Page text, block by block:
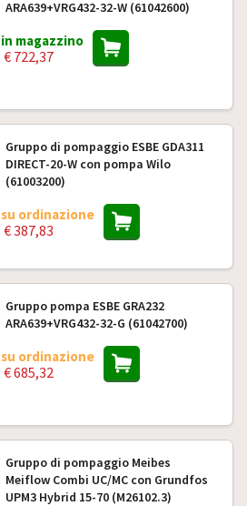
ARA639+VRG432-32-W (61042600)
in magazzino
€ 722,37
Gruppo di pompaggio ESBE GDA311
DIRECT-20-W con pompa Wilo
(61003200)
su ordinazione
€ 387,83
Gruppo pompa ESBE GRA232
ARA639+VRG432-32-G (61042700)
su ordinazione
€ 685,32
Gruppo di pompaggio Meibes
Meiflow Combi UC/MC con Grundfos
UPM3 Hybrid 15-70 (M26102.3)